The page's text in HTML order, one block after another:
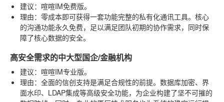
建议：喧喧IM免费版。
理由：零成本即可获得一套功能完整的私有化通讯工具。核心
的沟通功能永久免费，足以满足团队初期的协作需求，同时保
障了核心数据的安全。
高安全需求的中大型国企/金融机构
建议：喧喧IM专业版。
理由：全面的信创支持是满足合规性的前提。数据库加密、界
面水印、LDAP集成等高级安全功能，为企业构建了坚不可摧的